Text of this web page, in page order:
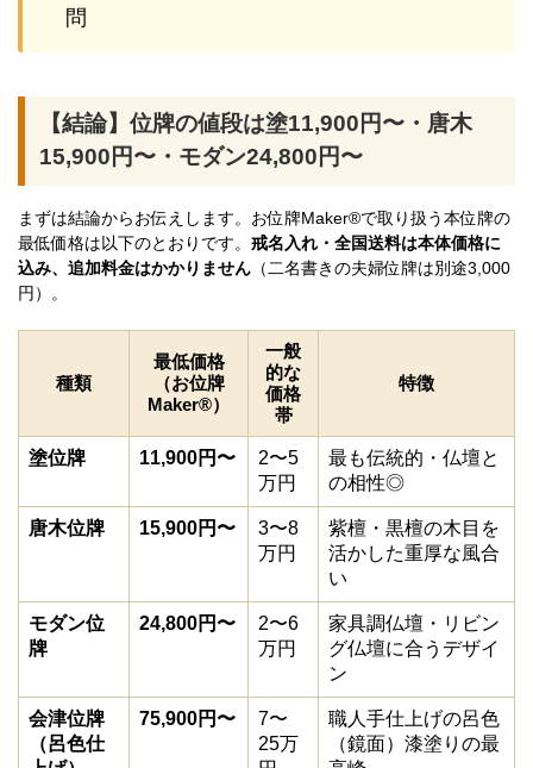
問
【結論】位牌の値段は塗11,900円〜・唐木
15,900円〜・モダン24,800円〜
まずは結論からお伝えします。お位牌Maker®で取り扱う本位牌の
最低価格は以下のとおりです。 戒名入れ・全国送料は本体価格に
込み、追加料金はかかりません （二名書きの夫婦位牌は別途3,000
円）。
種類
最低価格
（お位牌
Maker®）
一般
的な
価格
帯
特徴
塗位牌 11,900円〜
2〜5
万円
最も伝統的・仏壇と
の相性◎
唐木位牌 15,900円〜
3〜8
万円
紫檀・黒檀の木目を
活かした重厚な風合
い
モダン位
牌
24,800円〜
2〜6
万円
家具調仏壇・リビン
グ仏壇に合うデザイ
ン
会津位牌
（呂色仕
75,900円〜
7〜
25万
職人手仕上げの呂色
（鏡面）漆塗りの最